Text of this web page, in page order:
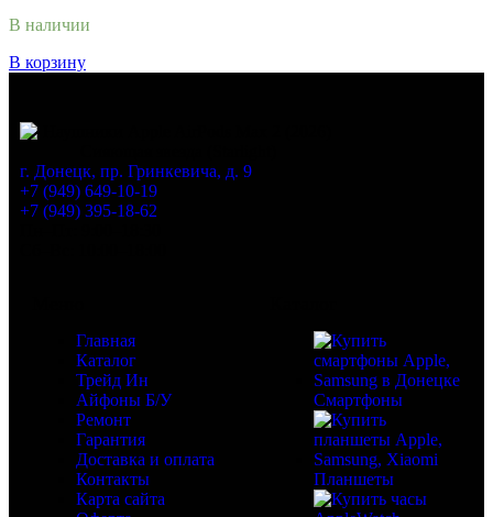
В наличии
В корзину
г. Донецк, пр. Гринкевича, д. 9
+7 (949) 649-10-19
+7 (949) 395-18-62
Главная
Каталог
Трейд Ин
Айфоны Б/У
Ремонт
Гарантия
Доставка и оплата
Контакты
Карта сайта
Смартфоны
Планшеты